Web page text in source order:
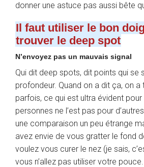
donner une astuce pas aussi bête
Il faut utiliser le bon
trouver le deep spot
N’envoyez pas un mauvais signal
Qui dit deep spots, dit points qui se
profondeur. Quand on a dit ça, on a
parfois, ce qui est ultra évident
personnes ne l’est pas pour
une comparaison un peu étrange
avez envie de vous gratter le fond
voulez vous curer le nez (je sais,
vous n’allez pas utiliser votre